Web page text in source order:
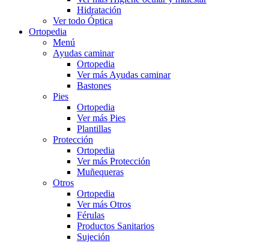
Hidratación
Ver todo Óptica
Ortopedia
Menú
Ayudas caminar
Ortopedia
Ver más Ayudas caminar
Bastones
Pies
Ortopedia
Ver más Pies
Plantillas
Protección
Ortopedia
Ver más Protección
Muñequeras
Otros
Ortopedia
Ver más Otros
Férulas
Productos Sanitarios
Sujeción